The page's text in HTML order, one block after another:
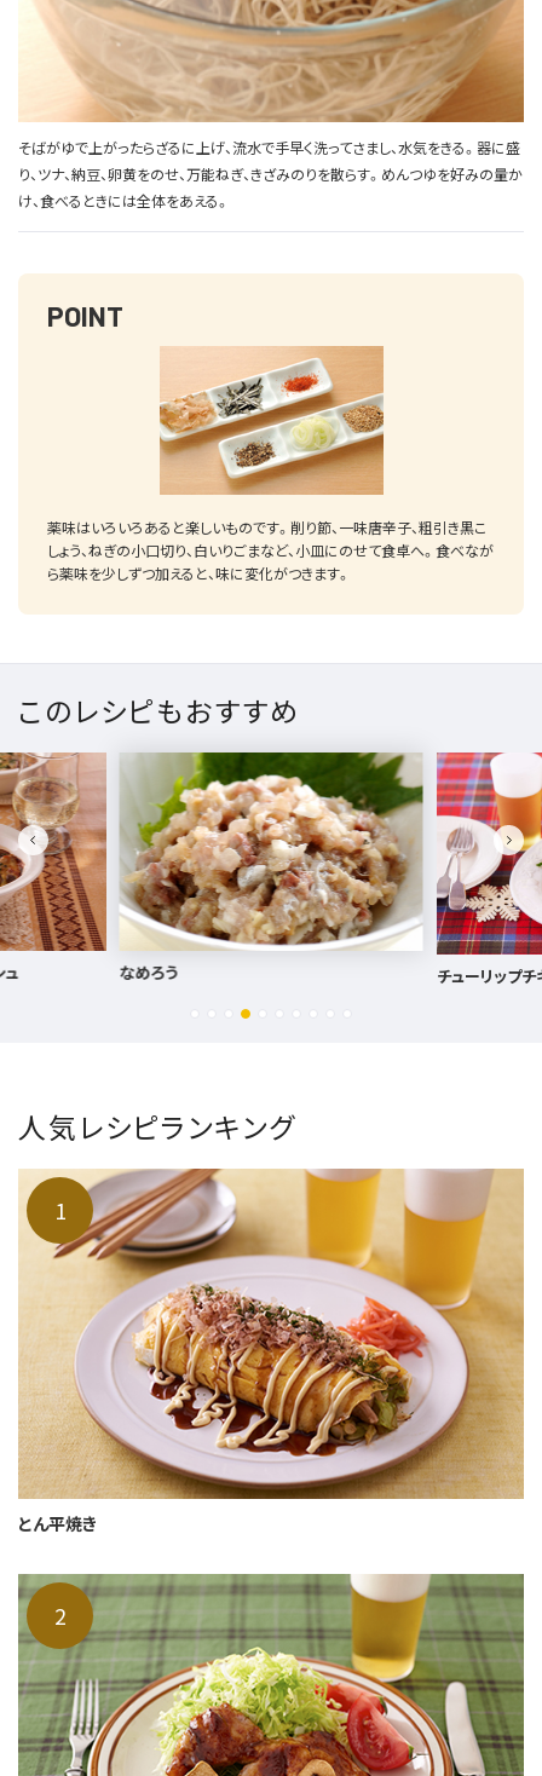
そばがゆで上がったらざるに上げ、流水で手早く洗ってさまし、水気をきる。器に盛
り、ツナ、納豆、卵黄をのせ、万能ねぎ、きざみのりを散らす。めんつゆを好みの量か
け、食べるときには全体をあえる。
POINT
薬味はいろいろあると楽しいものです。削り節、一味唐辛子、粗引き黒こ
しょう、ねぎの小口切り、白いりごまなど、小皿にのせて食卓へ。食べなが
ら薬味を少しずつ加えると、味に変化がつきます。
このレシピもおすすめ
なめろう チューリップ
人気レシピランキング
とん平焼き